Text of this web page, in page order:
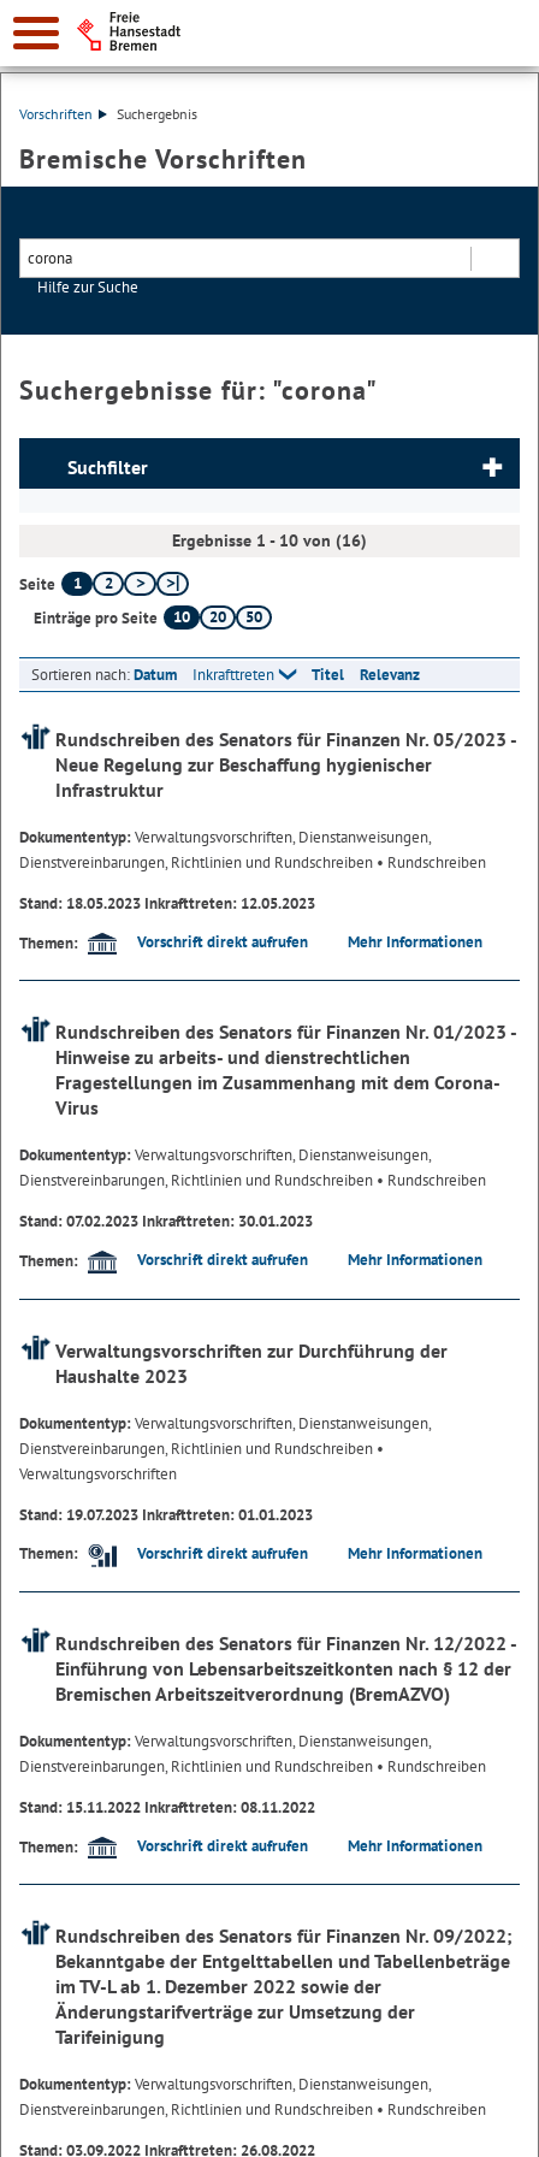
Vorschriften Suchergebnis
Bremische Vorschriften
Hilfe zur Suche
Suchergebnisse für: "corona"
Suchfilter
Ergebnisse 1 - 10 von (16)
Seite 1
2
Einträge pro Seite
10 20 50
Sortieren nach:Datum Inkrafttreten Titel Relevanz
Rundschreiben des Senators für Finanzen Nr. 05/2023 -
Neue Regelung zur Beschaffung hygienischer
Infrastruktur
Dokumententyp:Verwaltungsvorschriften, Dienstanweisungen,
Dienstvereinbarungen, Richtlinien und Rundschreiben • Rundschreiben
Stand: 18.05.2023 Inkrafttreten: 12.05.2023
Themen:
Vorschrift direkt aufrufen Mehr Informationen
Rundschreiben des Senators für Finanzen Nr. 01/2023 -
Hinweise zu arbeits- und dienstrechtlichen
Fragestellungen im Zusammenhang mit dem Corona-
Virus
Dokumententyp:Verwaltungsvorschriften, Dienstanweisungen,
Dienstvereinbarungen, Richtlinien und Rundschreiben • Rundschreiben
Stand: 07.02.2023 Inkrafttreten: 30.01.2023
Themen:
Vorschrift direkt aufrufen Mehr Informationen
Verwaltungsvorschriften zur Durchführung der
Haushalte 2023
Dokumententyp:Verwaltungsvorschriften, Dienstanweisungen,
Dienstvereinbarungen, Richtlinien und Rundschreiben •
Verwaltungsvorschriften
Stand: 19.07.2023 Inkrafttreten: 01.01.2023
Themen:
Vorschrift direkt aufrufen Mehr Informationen
Rundschreiben des Senators für Finanzen Nr. 12/2022 -
Einführung von Lebensarbeitszeitkonten nach § 12 der
Bremischen Arbeitszeitverordnung (BremAZVO)
Dokumententyp:Verwaltungsvorschriften, Dienstanweisungen,
Dienstvereinbarungen, Richtlinien und Rundschreiben • Rundschreiben
Stand: 15.11.2022 Inkrafttreten: 08.11.2022
Themen:
Vorschrift direkt aufrufen Mehr Informationen
Rundschreiben des Senators für Finanzen Nr. 09/2022;
Bekanntgabe der Entgelttabellen und Tabellenbeträge
im TV-L ab 1. Dezember 2022 sowie der
Änderungstarifverträge zur Umsetzung der
Tarifeinigung
Dokumententyp:Verwaltungsvorschriften, Dienstanweisungen,
Dienstvereinbarungen, Richtlinien und Rundschreiben • Rundschreiben
Stand: 03.09.2022 Inkrafttreten: 26.08.2022